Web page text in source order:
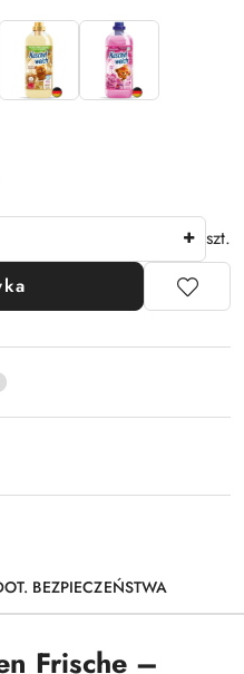
szt.
BEZPIECZEŃSTWA
Frische –